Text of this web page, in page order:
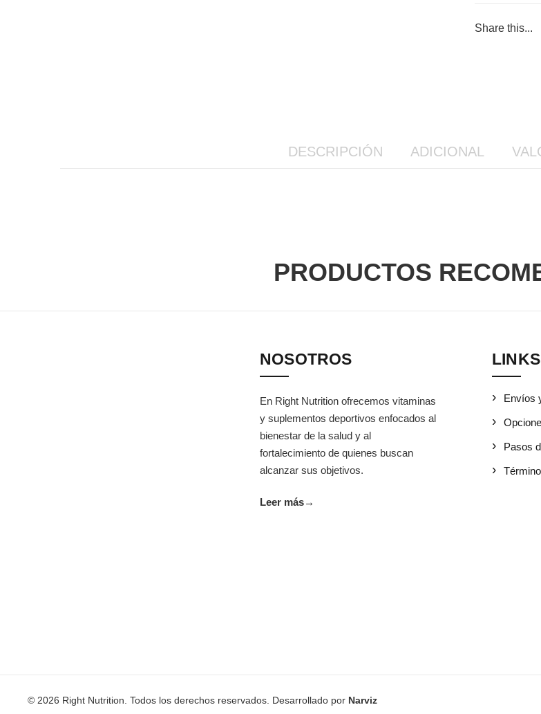
Share this...
DESCRIPCIÓN ADICIONAL
PRODUCTOS
NOSOTROS
En Right Nutrition ofrecemos vitaminas
y suplementos deportivos enfocados al
bienestar de la salud y al
fortalecimiento de quienes buscan
alcanzar sus objetivos.
Leer más→
Envíos
Pasos
© 2026 Right Nutrition. Todos los derechos reservados. Desarrollado por Narviz